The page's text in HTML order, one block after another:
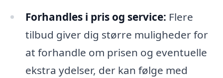
Forhandles i pris og service: Flere
tilbud giver dig større muligheder for
at forhandle om prisen og eventuelle
ekstra ydelser, der kan følge med